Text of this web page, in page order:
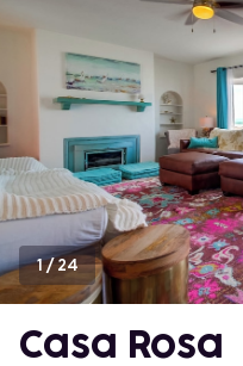
1/24
Casa Rosa